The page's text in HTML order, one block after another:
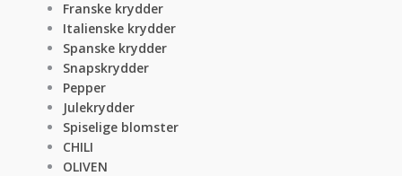
Franske krydder
Italienske krydder
Spanske krydder
Snapskrydder
Pepper
Julekrydder
Spiselige blomster
CHILI
OLIVEN